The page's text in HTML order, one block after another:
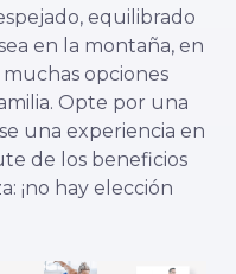
equilibrado
en la montaña, en
opciones
Opte por una
una experiencia en
de los beneficios
¡no hay elección